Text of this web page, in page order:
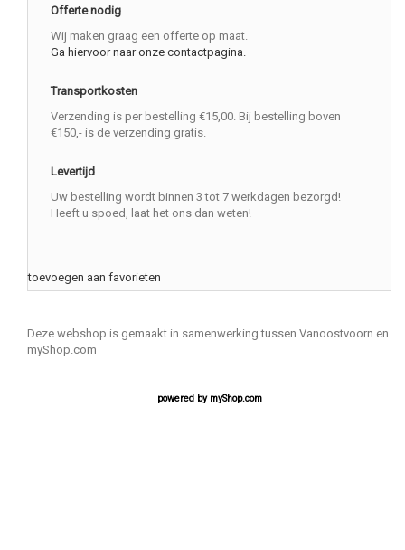
Offerte nodig
Wij maken graag een offerte op maat.
Ga hiervoor naar onze contactpagina.
Transportkosten
Verzending is per bestelling €15,00. Bij bestelling boven
€150,- is de verzending gratis.
Levertijd
Uw bestelling wordt binnen 3 tot 7 werkdagen bezorgd!
Heeft u spoed, laat het ons dan weten!
toevoegen aan favorieten
Deze webshop is gemaakt in samenwerking tussen Vanoostvoorn en
myShop.com
powered by myShop.com